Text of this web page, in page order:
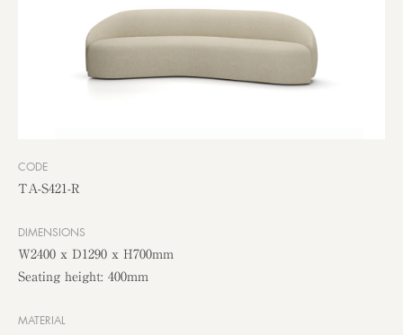
CODE
TA-S421-R
DIMENSIONS
W2400 x D1290 x H700mm
Seating height: 400mm
MATERIAL